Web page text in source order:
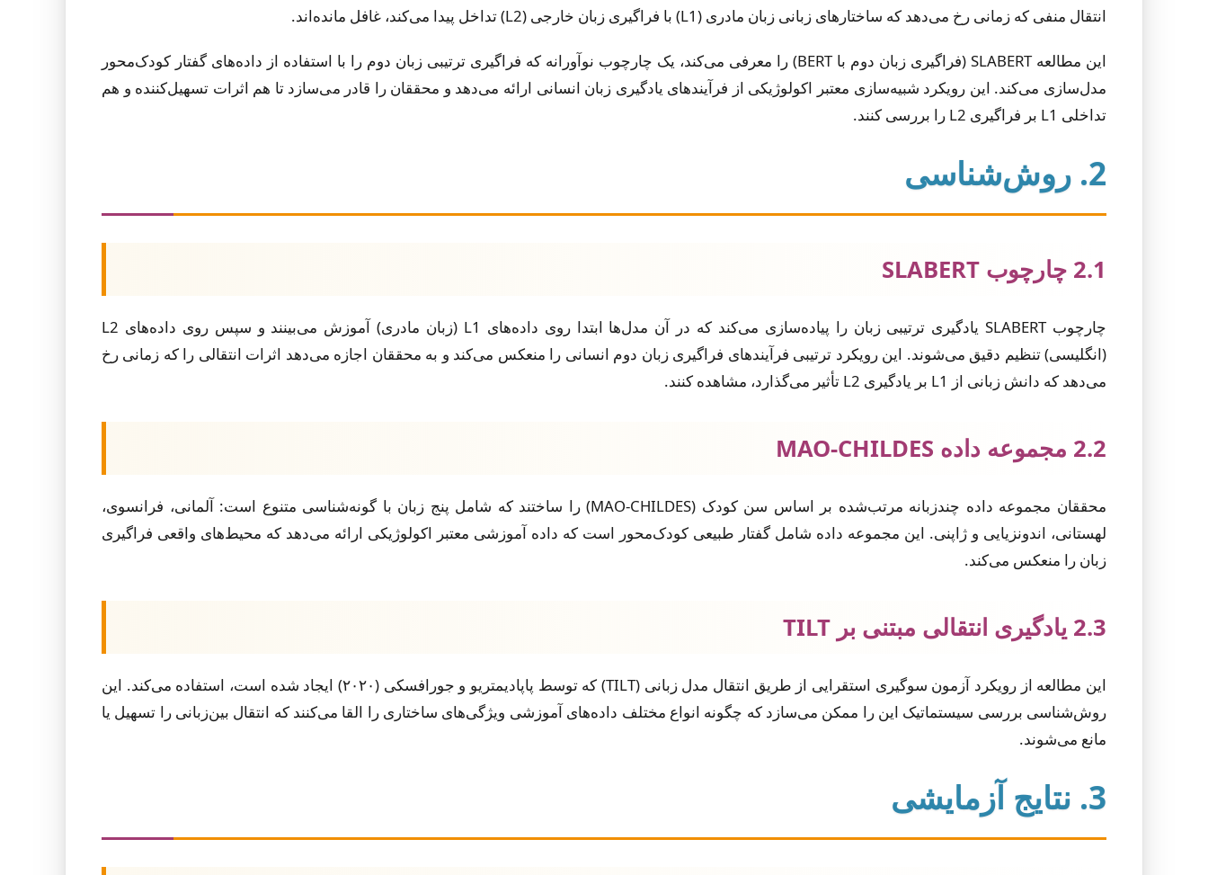
انتقال منفی که زمانی رخ می‌دهد که ساختارهای زبانی زبان مادری (L1) با فراگیری زبان خارجی (L2) تداخل پیدا می‌کند، غافل مانده‌اند.
این مطالعه SLABERT (فراگیری زبان دوم با BERT) را معرفی می‌کند، یک چارچوب نوآورانه که فراگیری ترتیبی زبان دوم را با استفاده از داده‌های گفتار کودک‌محور
مدل‌سازی می‌کند. این رویکرد شبیه‌سازی معتبر اکولوژیکی از فرآیندهای یادگیری زبان انسانی ارائه می‌دهد و محققان را قادر می‌سازد تا هم اثرات تسهیل‌کننده و هم
تداخلی L1 بر فراگیری L2 را بررسی کنند.
2. روش‌شناسی
2.1 چارچوب SLABERT
چارچوب SLABERT یادگیری ترتیبی زبان را پیاده‌سازی می‌کند که در آن مدل‌ها ابتدا روی داده‌های L1 (زبان مادری) آموزش می‌بینند و سپس روی داده‌های L2
(انگلیسی) تنظیم دقیق می‌شوند. این رویکرد ترتیبی فرآیندهای فراگیری زبان دوم انسانی را منعکس می‌کند و به محققان اجازه می‌دهد اثرات انتقالی را که زمانی رخ
می‌دهد که دانش زبانی از L1 بر یادگیری L2 تأثیر می‌گذارد، مشاهده کنند.
2.2 مجموعه داده MAO-CHILDES
محققان مجموعه داده چندزبانه مرتب‌شده بر اساس سن کودک (MAO-CHILDES) را ساختند که شامل پنج زبان با گونه‌شناسی متنوع است: آلمانی، فرانسوی،
لهستانی، اندونزیایی و ژاپنی. این مجموعه داده شامل گفتار طبیعی کودک‌محور است که داده آموزشی معتبر اکولوژیکی ارائه می‌دهد که محیط‌های واقعی فراگیری
زبان را منعکس می‌کند.
2.3 یادگیری انتقالی مبتنی بر TILT
این مطالعه از رویکرد آزمون سوگیری استقرایی از طریق انتقال مدل زبانی (TILT) که توسط پاپادیمتریو و جورافسکی (۲۰۲۰) ایجاد شده است، استفاده می‌کند. این
روش‌شناسی بررسی سیستماتیک این را ممکن می‌سازد که چگونه انواع مختلف داده‌های آموزشی ویژگی‌های ساختاری را القا می‌کنند که انتقال بین‌زبانی را تسهیل یا
مانع می‌شوند.
3. نتایج آزمایشی